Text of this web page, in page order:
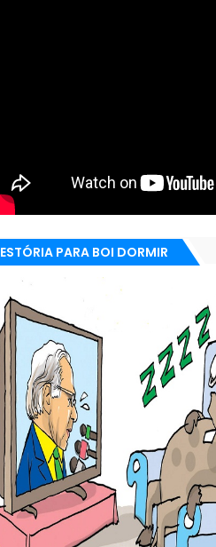
ESTÓRIA PARA BOI DORMIR